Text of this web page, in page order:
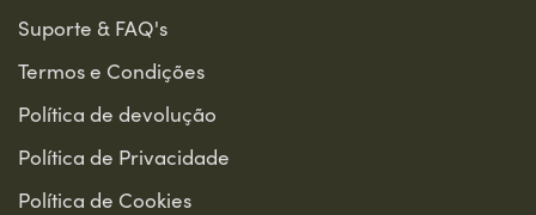
Suporte & FAQ's
Termos e Condições
Política de devolução
Política de Privacidade
Política de Cookies